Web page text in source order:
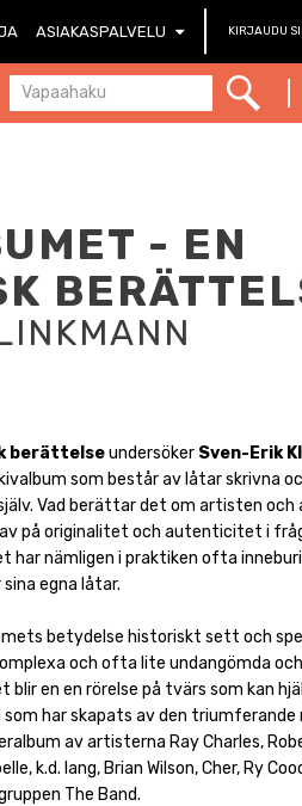
ASIAKASPALVELU KIRJAUDU
- EN
berättelseundersöker Sven-Erik
som består av låtar skrivna
Vad berättar det om artisten och
på originalitet och autenticitet i
har nämligen i praktiken ofta
egna låtar.
betydelse historiskt sett och
och ofta lite undangömda
en en rörelse på tvärs som kan
har skapats av den triumferande
av artisterna Ray Charles,
k.d. lang, Brian Wilson, Cher, Ry
The Band.